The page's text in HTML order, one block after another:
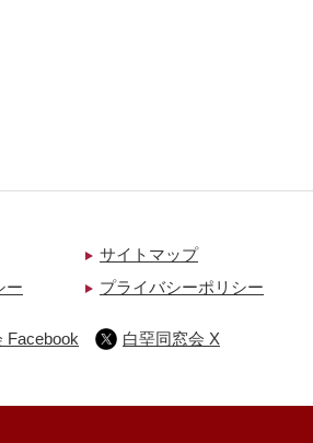
サイトマップ
ー
プライバシーポリシー
Facebook 白堊同窓会 X